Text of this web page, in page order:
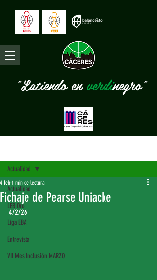
"Latiendo enverdinegro"
Actualidad
LEB Oro
Liga EBA
Entrevista
VII Mes Inclusión MARZO
Actualidad
Fichaje de Pearse Uniacke
4 feb 1 min de lectura
4/2/26